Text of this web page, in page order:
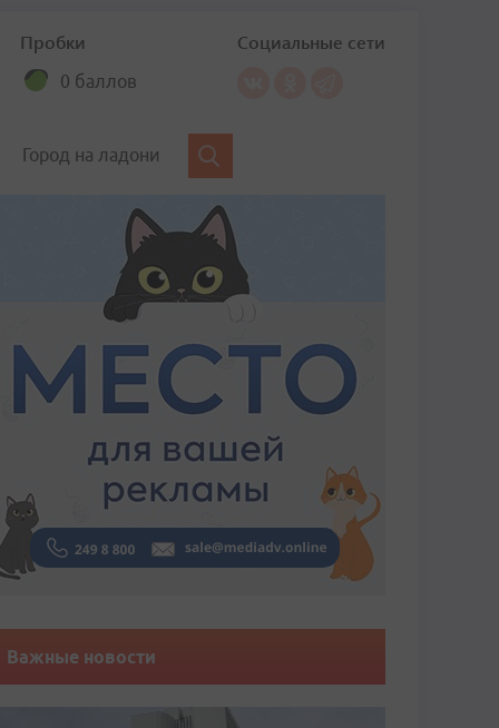
Пробки
0 баллов
Социальные сети
Город на ладони
Важные новости